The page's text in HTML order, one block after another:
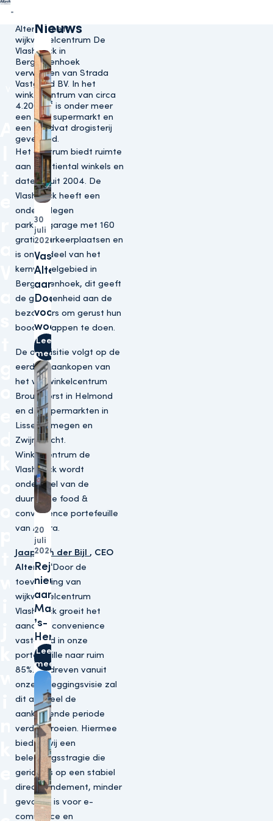
Direct naar content
Terug naar de startpagina
Winkels
w
Altera) heeft
wijkwinkelcentrum De
Vlashoeck in
Bergschenhoek
verworven van Strada
Vastgoed BV. In het
winkelcentrum van circa
4.200 m² is onder meer
een Plus supermarkt en
een Kruidvat drogisterij
gevestigd.
Het centrum biedt ruimte
aan een tiental winkels en
dateert uit 2004. De
Vlashoeck heeft een
ondergelegen
parkeergarage met 160
gratis parkeerplaatsen en
is onderdeel van het
kernwinkelgebied in
Bergschenhoek, dit geeft
de gelegenheid aan de
bezoekers om gerust hun
boodschappen te doen.
De acquisitie volgt op de
eerdere aankopen van
het wijkwinkelcentrum
Brouwhorst in Helmond
en de supermarkten in
Lisse, Nijmegen en
Zwijndrecht.
Winkelcentrum de
Vlashoeck wordt
onderdeel van de
duurzame food &
convenience portefeuille
van Altera.
Jaap van der Bijl , CEO
Altera : “Door de
toevoeging van
wijkwinkelcentrum
Vlashoeck groeit het
aandeel convenience
vastgoed in onze
portefeuille naar ruim
85%. Gedreven vanuit
onze beleggingsvisie zal
dit aandeel de
aankomende periode
verder groeien. Hiermee
bieden wij een
beleggingsstragie die
gericht is op een stabiel
direct rendement, minder
gevoelig is voor e-
commerce en
Nieuws
Vastgoedbelegger
Altera sluit zich
aan bij
Doorzonconvenant
voor aanpak
woonfraude
30
juli
2026
Woningen
Lees
meer
Rejoes opent
nieuwe winkel
aan
Marktstraat in
’s-
Hertogenbosch
20
juli
2026
Lees
meer